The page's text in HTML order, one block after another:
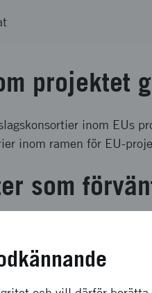
projektet
inom EUs
inom ramen för EU-
som
Green eMotion
) vars syfte är att
projektet E-mission i